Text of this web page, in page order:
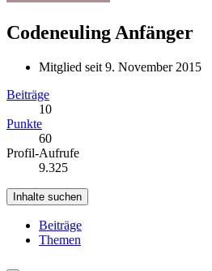
Codeneuling Anfänger
Mitglied seit 9. November 2015
Beiträge
10
Punkte
60
Profil-Aufrufe
9.325
Inhalte suchen
Beiträge
Themen